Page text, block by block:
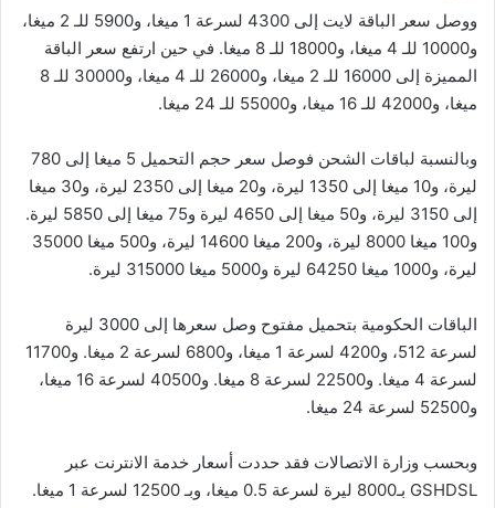
ووصل سعر الباقة لايت إلى 4300 لسرعة 1 ميغا، و5900 للـ 2 ميغا،
و10000 للـ 4 ميغا، و18000 للـ 8 ميغا. في حين ارتفع سعر الباقة
المميزة إلى 16000 للـ 2 ميغا، و26000 للـ 4 ميغا، و30000 للـ 8
ميغا، و42000 للـ 16 ميغا، و55000 للـ 24 ميغا.
وبالنسبة لباقات الشحن فوصل سعر حجم التحميل 5 ميغا إلى 780
ليرة، و10 ميغا إلى 1350 ليرة، و20 ميغا إلى 2350 ليرة، و30 ميغا
إلى 3150 ليرة، و50 ميغا إلى 4650 ليرة و75 ميغا إلى 5850 ليرة.
و100 ميغا 8000 ليرة، و200 ميغا 14600 ليرة، و500 ميغا 35000
ليرة، و1000 ميغا 64250 ليرة و5000 ميغا 315000 ليرة.
الباقات الحكومية بتحميل مفتوح وصل سعرها إلى 3000 ليرة
لسرعة 512، و4200 لسرعة 1 ميغا، و6800 لسرعة 2 ميغا. و11700
لسرعة 4 ميغا. و22500 لسرعة 8 ميغا. و40500 لسرعة 16 ميغا،
و52500 لسرعة 24 ميغا.
وبحسب وزارة الاتصالات فقد حددت أسعار خدمة الانترنت عبر
GSHDSL بـ8000 ليرة لسرعة 0.5 ميغا، وبـ 12500 لسرعة 1 ميغا.